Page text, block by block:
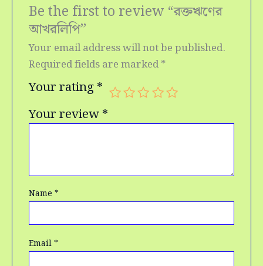
Be the first to review “রক্তঋণের
আখরলিপি”
Your email address will not be published.
Required fields are marked*
Your rating*
Your review*
Name*
Email*